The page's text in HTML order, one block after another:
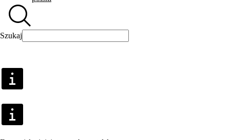
Szukaj